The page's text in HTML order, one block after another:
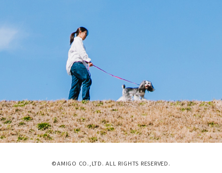
©AMIGO CO.,LTD. ALL RIGHTS RESERVED.